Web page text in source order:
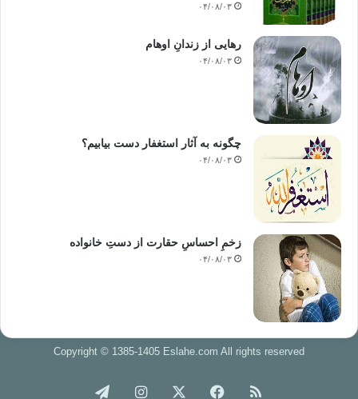
۰۴/۰۸/۰۳
رهایی از زندانِ اوهام
۰۴/۰۸/۰۳
چگونه به آثار استغفار دست بیابیم؟
۰۴/۰۸/۰۳
زخمِ احساسِ حقارت از دستِ خانواده
۰۴/۰۸/۰۳
Copyright © 1385-1405 Eslahe.com All rights reserved
خوراک فیس اینستاگرام